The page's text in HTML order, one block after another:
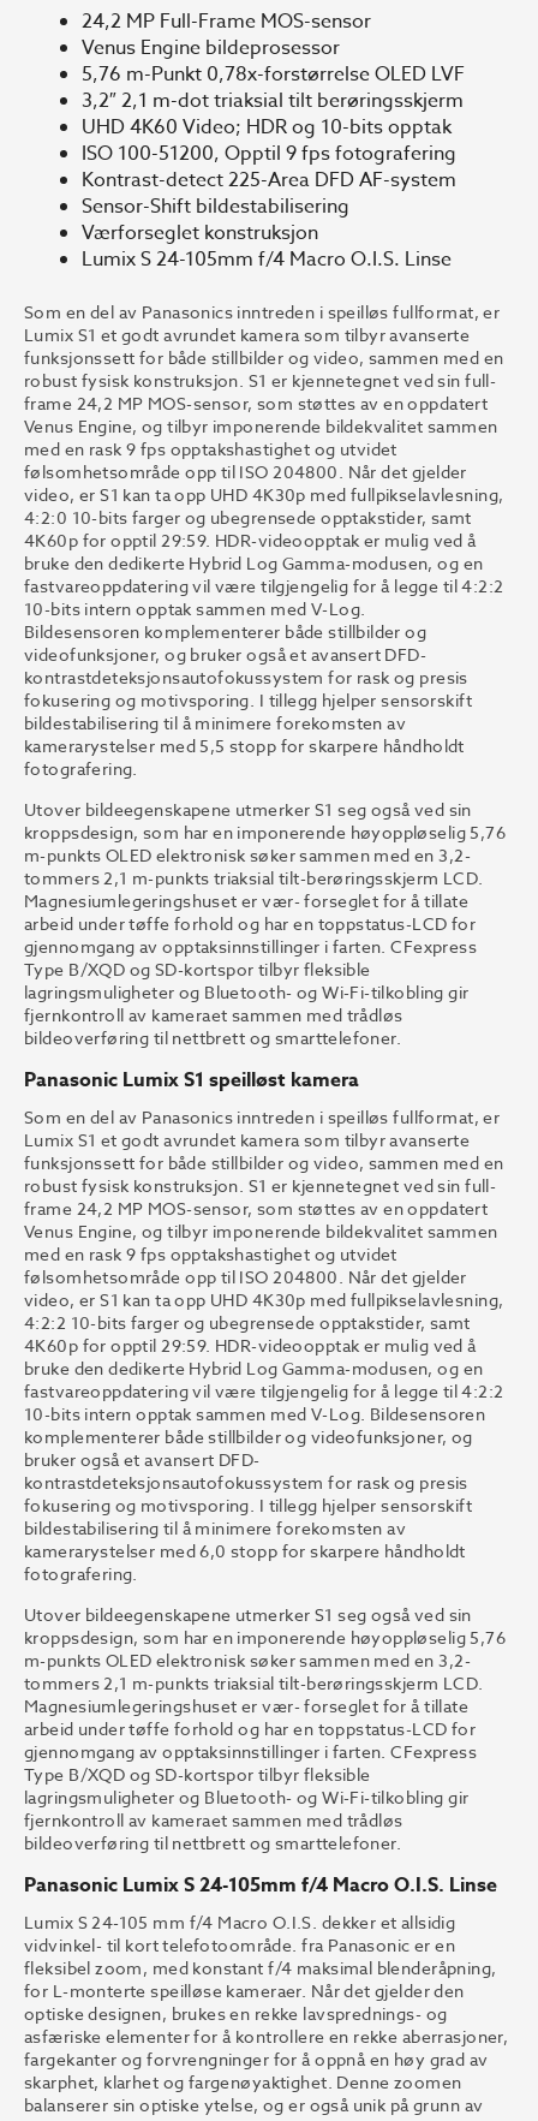
24,2 MP Full-Frame MOS-sensor
Venus Engine bildeprosessor
5,76 m-Punkt 0,78x-forstørrelse OLED LVF
3,2″ 2,1 m-dot triaksial tilt berøringsskjerm
UHD 4K60 Video; HDR og 10-bits opptak
ISO 100-51200, Opptil 9 fps fotografering
Kontrast-detect 225-Area DFD AF-system
Sensor-Shift bildestabilisering
Værforseglet konstruksjon
Lumix S 24-105mm f/4 Macro O.I.S. Linse
Som en del av Panasonics inntreden i speilløs fullformat, er
Lumix S1 et godt avrundet kamera som tilbyr avanserte
funksjonssett for både stillbilder og video, sammen med en
robust fysisk konstruksjon. S1 er kjennetegnet ved sin full-
frame 24,2 MP MOS-sensor, som støttes av en oppdatert
Venus Engine, og tilbyr imponerende bildekvalitet sammen
med en rask 9 fps opptakshastighet og utvidet
følsomhetsområde opp til ISO 204800. Når det gjelder
video, er S1 kan ta opp UHD 4K30p med fullpikselavlesning,
4:2:0 10-bits farger og ubegrensede opptakstider, samt
4K60p for opptil 29:59. HDR-videoopptak er mulig ved å
bruke den dedikerte Hybrid Log Gamma-modusen, og en
fastvareoppdatering vil være tilgjengelig for å legge til 4:2:2
10-bits intern opptak sammen med V-Log.
Bildesensoren komplementerer både stillbilder og
videofunksjoner, og bruker også et avansert DFD-
kontrastdeteksjonsautofokussystem for rask og presis
fokusering og motivsporing. I tillegg hjelper sensorskift
bildestabilisering til å minimere forekomsten av
kamerarystelser med 5,5 stopp for skarpere håndholdt
fotografering.
Utover bildeegenskapene utmerker S1 seg også ved sin
kroppsdesign, som har en imponerende høyoppløselig 5,76
m-punkts OLED elektronisk søker sammen med en 3,2-
tommers 2,1 m-punkts triaksial tilt-berøringsskjerm LCD.
Magnesiumlegeringshuset er vær- forseglet for å tillate
arbeid under tøffe forhold og har en toppstatus-LCD for
gjennomgang av opptaksinnstillinger i farten. CFexpress
Type B/XQD og SD-kortspor tilbyr fleksible
lagringsmuligheter og Bluetooth- og Wi-Fi-tilkobling gir
fjernkontroll av kameraet sammen med trådløs
bildeoverføring til nettbrett og smarttelefoner.
Panasonic Lumix S1 speilløst kamera
Som en del av Panasonics inntreden i speilløs fullformat, er
Lumix S1 et godt avrundet kamera som tilbyr avanserte
funksjonssett for både stillbilder og video, sammen med en
robust fysisk konstruksjon. S1 er kjennetegnet ved sin full-
frame 24,2 MP MOS-sensor, som støttes av en oppdatert
Venus Engine, og tilbyr imponerende bildekvalitet sammen
med en rask 9 fps opptakshastighet og utvidet
følsomhetsområde opp til ISO 204800. Når det gjelder
video, er S1 kan ta opp UHD 4K30p med fullpikselavlesning,
4:2:2 10-bits farger og ubegrensede opptakstider, samt
4K60p for opptil 29:59. HDR-videoopptak er mulig ved å
bruke den dedikerte Hybrid Log Gamma-modusen, og en
fastvareoppdatering vil være tilgjengelig for å legge til 4:2:2
10-bits intern opptak sammen med V-Log. Bildesensoren
komplementerer både stillbilder og videofunksjoner, og
bruker også et avansert DFD-
kontrastdeteksjonsautofokussystem for rask og presis
fokusering og motivsporing. I tillegg hjelper sensorskift
bildestabilisering til å minimere forekomsten av
kamerarystelser med 6,0 ​​stopp for skarpere håndholdt
fotografering.
Utover bildeegenskapene utmerker S1 seg også ved sin
kroppsdesign, som har en imponerende høyoppløselig 5,76
m-punkts OLED elektronisk søker sammen med en 3,2-
tommers 2,1 m-punkts triaksial tilt-berøringsskjerm LCD.
Magnesiumlegeringshuset er vær- forseglet for å tillate
arbeid under tøffe forhold og har en toppstatus-LCD for
gjennomgang av opptaksinnstillinger i farten. CFexpress
Type B/XQD og SD-kortspor tilbyr fleksible
lagringsmuligheter og Bluetooth- og Wi-Fi-tilkobling gir
fjernkontroll av kameraet sammen med trådløs
bildeoverføring til nettbrett og smarttelefoner.
Panasonic Lumix S 24-105mm f/4 Macro O.I.S. Linse
Lumix S 24-105 mm f/4 Macro O.I.S. dekker et allsidig
vidvinkel- til kort telefotoområde. fra Panasonic er en
fleksibel zoom, med konstant f/4 maksimal blenderåpning,
for L-monterte speilløse kameraer. Når det gjelder den
optiske designen, brukes en rekke lavsprednings- og
asfæriske elementer for å kontrollere en rekke aberrasjoner,
fargekanter og forvrengninger for å oppnå en høy grad av
skarphet, klarhet og fargenøyaktighet. Denne zoomen
balanserer sin optiske ytelse, og er også unik på grunn av